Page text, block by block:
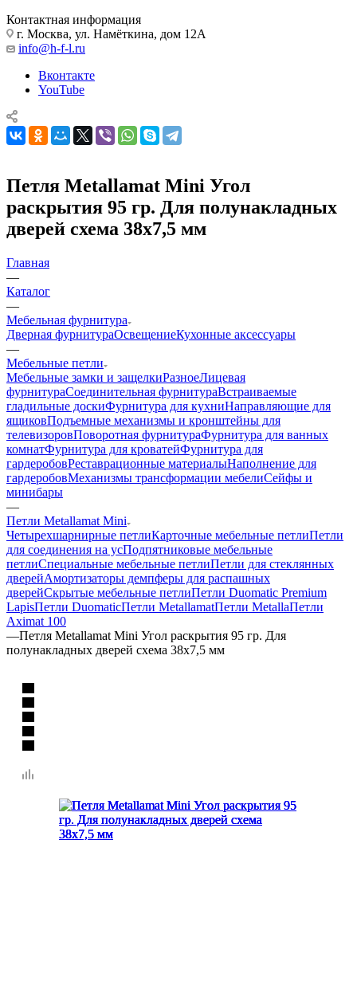
Контактная информация
г. Москва, ул. Намёткина, дом 12А
info@h-f-l.ru
Вконтакте
YouTube
Петля Metallamat Mini Угол
раскрытия 95 гр. Для полунакладных
дверей схема 38х7,5 мм
Главная
—
Каталог
—
Мебельная фурнитура
Дверная фурнитураОсвещениеКухонные аксессуары
—
Мебельные петли
Мебельные замки и защелкиРазноеЛицевая
фурнитураСоединительная фурнитураВстраиваемые
гладильные доскиФурнитура для кухниНаправляющие для
ящиковПодъемные механизмы и кронштейны для
телевизоровПоворотная фурнитураФурнитура для ванных
комнатФурнитура для кроватейФурнитура для
гардеробовРеставрационные материалыНаполнение для
гардеробовМеханизмы трансформации мебелиСейфы и
минибары
—
Петли Metallamat Mini
Четырехшарнирные петлиКарточные мебельные петлиПетли
для соединения на усПодпятниковые мебельные
петлиСпециальные мебельные петлиПетли для стеклянных
дверейАмортизаторы демпферы для распашных
дверейСкрытые мебельные петлиПетли Duomatic Premium
LapisПетли DuomaticПетли MetallamatПетли MetallaПетли
Aximat 100
—Петля Metallamat Mini Угол раскрытия 95 гр. Для
полунакладных дверей схема 38х7,5 мм